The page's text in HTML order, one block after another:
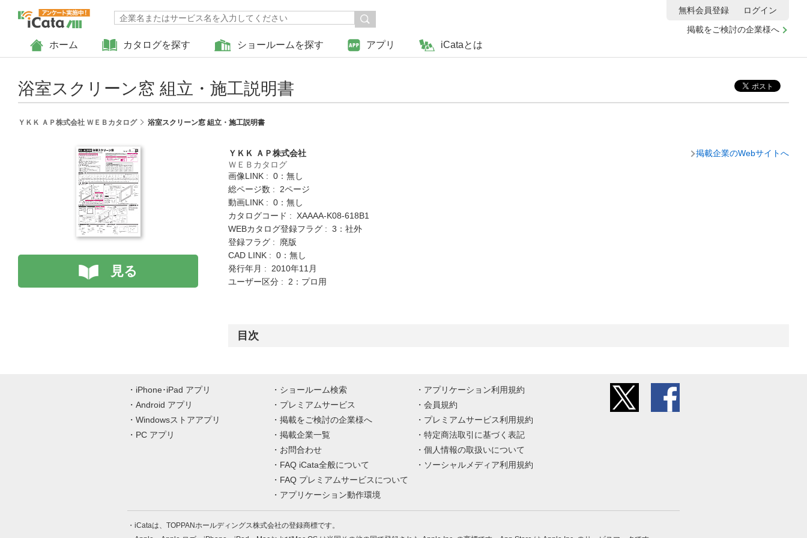
ホーム カタログを探す ショールームを探す アプリ iCataとは
掲載をご検討の企業様へ
無料会員登録 ログイン
浴室スクリーン窓 組立・施工説明書
ＹＫＫ ＡＰ株式会社 ＷＥＢカタログ 浴室スクリーン窓 組立・施工説明書
見る
ＹＫＫ ＡＰ株式会社
ＷＥＢカタログ
画像LINK : 0：無し
総ページ数 : 2ページ
動画LINK : 0：無し
カタログコード : XAAAA-K08-618B1
WEBカタログ登録フラグ : 3：社外
登録フラグ : 廃版
CAD LINK : 0：無し
発行年月 : 2010年11月
ユーザー区分 : 2：プロ用
掲載企業のWebサイトへ
目次
iPhone･iPad アプリ
Android アプリ
Windowsストアアプリ
PC アプリ
ショールーム検索
プレミアムサービス
掲載をご検討の企業様へ
掲載企業一覧
お問合わせ
FAQ iCata全般について
FAQ プレミアムサービスについて
アプリケーション動作環境
アプリケーション利用規約
会員規約
プレミアムサービス利用規約
特定商法取引に基づく表記
個人情報の取扱いについて
ソーシャルメディア利用規約
iCataは、TOPPANホールディングス株式会社の登録商標です。